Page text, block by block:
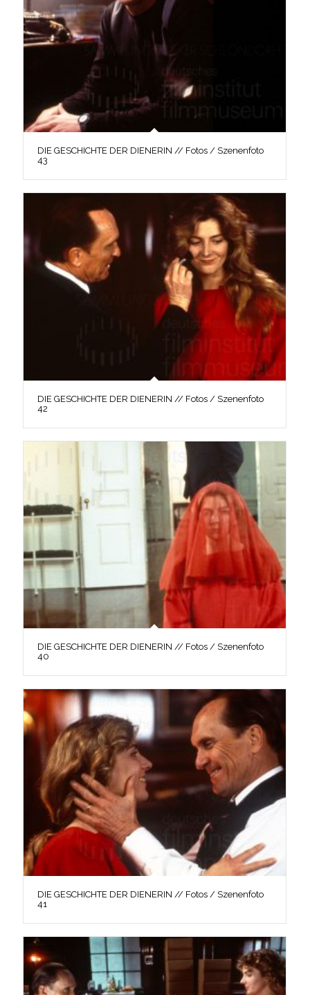
DIE GESCHICHTE DER DIENERIN // Fotos / Szenenfoto
43
DIE GESCHICHTE DER DIENERIN // Fotos / Szenenfoto
42
DIE GESCHICHTE DER DIENERIN // Fotos / Szenenfoto
40
DIE GESCHICHTE DER DIENERIN // Fotos / Szenenfoto
41